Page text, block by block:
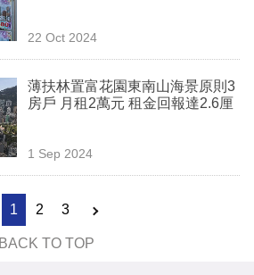
22 Oct 2024
薄扶林置富花園東南山海景原則3
房戶 月租2萬元 租金回報達2.6厘
1 Sep 2024
1 2 3
BACK TO TOP